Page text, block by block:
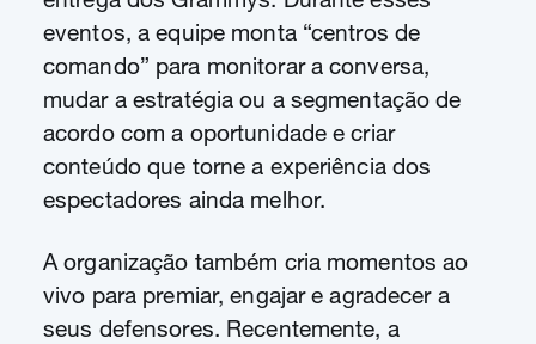
eventos, a equipe monta “centros de
comando” para monitorar a conversa,
mudar a estratégia ou a segmentação de
acordo com a oportunidade e criar
conteúdo que torne a experiência dos
espectadores ainda melhor.
A organização também cria momentos ao
vivo para premiar, engajar e agradecer a
seus defensores. Recentemente, a